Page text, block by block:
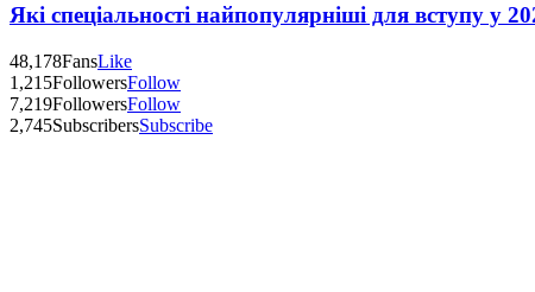
Які спеціальності найпопулярніші для вступу у
48,178FansLike
1,215FollowersFollow
7,219FollowersFollow
2,745SubscribersSubscribe